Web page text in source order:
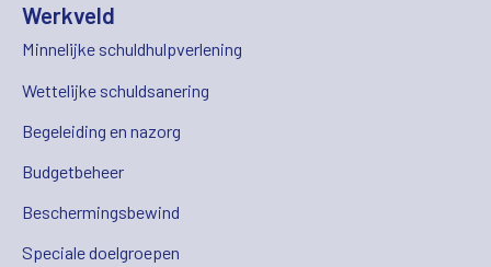
Werkveld
Minnelijke schuldhulpverlening
Wettelijke schuldsanering
Begeleiding en nazorg
Budgetbeheer
Beschermingsbewind
Speciale doelgroepen